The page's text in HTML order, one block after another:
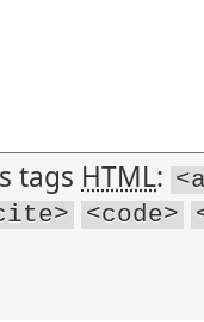
tags HTML:
<code>